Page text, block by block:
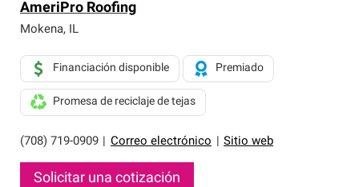
AmeriPro Roofing
Mokena, IL
(708) 719-0909 Correo electrónico Sitio web
Financiación disponible Premiado
Promesa de reciclaje de tejas
Solicitar una cotización